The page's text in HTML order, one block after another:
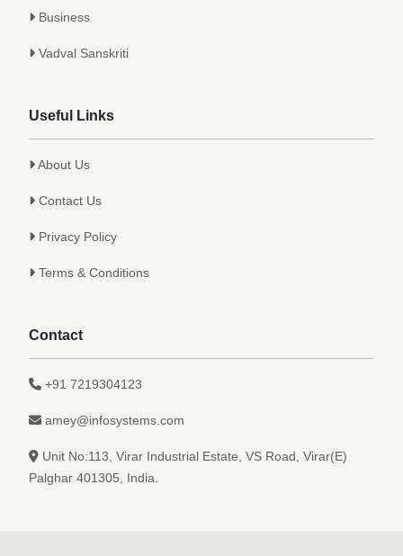
Business
Vadval Sanskriti
Useful Links
About Us
Contact Us
Privacy Policy
Terms & Conditions
Contact
+91 7219304123
amey@infosystems.com
Unit No:113, Virar Industrial Estate, VS Road, Virar(E)
Palghar 401305, India.